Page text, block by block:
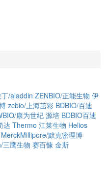
/aladdin ZENBIO/正能生物 伊
zcbio/上海茁彩 BDBIO/百迪
康为世纪源培 BDBIO百迪
达 Thermo 江莱生物 Helios
MerckMillipore/默克密理博
三鹰生物 赛百慷 金斯